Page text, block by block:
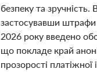
безпеку та
застосувавши штрафи
2026 року введено
що покладе край
прозорості